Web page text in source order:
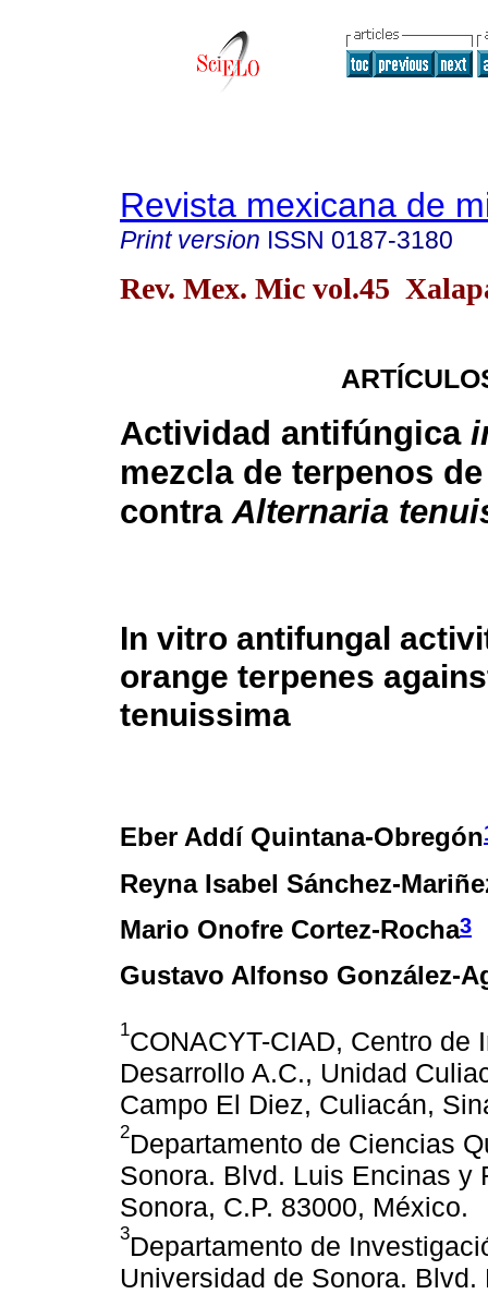
Revista mexicana de
Print version ISSN 0187-3180
Rev. Mex. Mic vol.45
Actividad antifúngica
mezcla de terpenos
contraAlternaria
In vitro antifungal
orange terpenes
tenuissima
Eber Addí Quintana-Obregón
Reyna Isabel Sánchez-
Mario Onofre Cortez-Rocha3
Gustavo Alfonso González-
1CONACYT-CIAD, Centro
Desarrollo A.C., Unidad
Campo El Diez, Culiacán,
2Departamento de Ciencias
Sonora. Blvd. Luis Encinas y
Sonora, C.P. 83000, México.
3Departamento de
Universidad de Sonora.